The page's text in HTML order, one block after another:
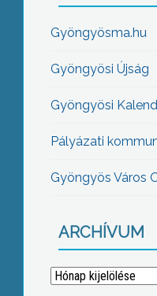
Gyöngyösma.hu
Gyöngyösi Újság
Gyöngyösi
Pályázati
Gyöngyös Város
ARCHÍVUM
Archívum